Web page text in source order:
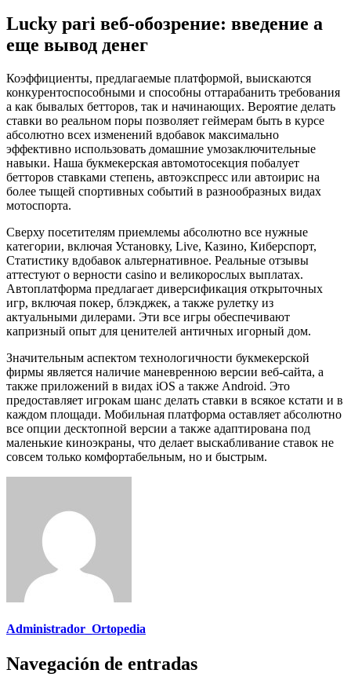
Lucky pari веб-обозрение: введение а
еще вывод денег
Коэффициенты, предлагаемые платформой, выискаются
конкурентоспособными и способны оттарабанить требования
а как бывалых бетторов, так и начинающих. Вероятие делать
ставки во реальном поры позволяет геймерам быть в курсе
абсолютно всех изменений вдобавок максимально
эффективно использовать домашние умозаключительные
навыки. Наша букмекерская автомотосекция побалует
бетторов ставками степень, автоэкспресс или автоирис на
более тыщей спортивных событий в разнообразных видах
мотоспорта.
Сверху посетителям приемлемы абсолютно все нужные
категории, включая Установку, Live, Казино, Киберспорт,
Статистику вдобавок альтернативное. Реальные отзывы
аттестуют о верности casino и великорослых выплатах.
Автоплатформа предлагает диверсификация открыточных
игр, включая покер, блэкджек, а также рулетку из
актуальными дилерами. Эти все игры обеспечивают
капризный опыт для ценителей античных игорный дом.
Значительным аспектом технологичности букмекерской
фирмы является наличие маневренною версии веб-сайта, а
также приложений в видах iOS а также Android. Это
предоставляет игрокам шанс делать ставки в всякое кстати и в
каждом площади. Мобильная платформа оставляет абсолютно
все опции десктопной версии а также адаптирована под
маленькие киноэкраны, что делает выскабливание ставок не
совсем только комфортабельным, но и быстрым.
Administrador_Ortopedia
Navegación de entradas